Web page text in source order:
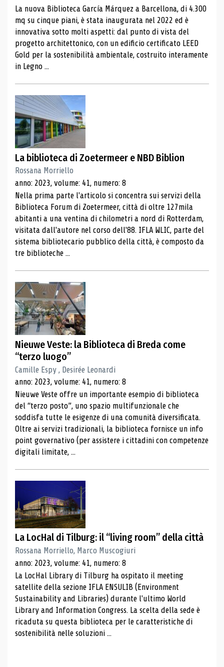
La nuova Biblioteca García Márquez a Barcellona, ​​di 4.300
mq su cinque piani, è stata inaugurata nel 2022 ed è
innovativa sotto molti aspetti: dal punto di vista del
progetto architettonico, con un edificio certificato LEED
Gold per la sostenibilità ambientale, costruito interamente
in Legno ...
La biblioteca di Zoetermeer e NBD Biblion
Rossana Morriello
anno: 2023, volume: 41, numero: 8
Nella prima parte l'articolo si concentra sui servizi della
Biblioteca Forum di Zoetermeer, città di oltre 127mila
abitanti a una ventina di chilometri a nord di Rotterdam,
visitata dall'autore nel corso dell'88. IFLA WLIC, parte del
sistema bibliotecario pubblico della città, è composto da
tre biblioteche ...
Nieuwe Veste: la Biblioteca di Breda come
“terzo luogo”
Camille Espy , Desirée Leonardi
anno: 2023, volume: 41, numero: 8
Nieuwe Veste offre un importante esempio di biblioteca
del “terzo posto”, uno spazio multifunzionale che
soddisfa tutte le esigenze di una comunità diversificata.
Oltre ai servizi tradizionali, la biblioteca fornisce un info
point governativo (per assistere i cittadini con competenze
digitali limitate, ...
La LocHal di Tilburg: il “living room” della città
Rossana Morriello, Marco Muscogiuri
anno: 2023, volume: 41, numero: 8
La LocHal Library di Tilburg ha ospitato il meeting
satellite della sezione IFLA ENSULIB (Environment
Sustainability and Libraries) durante l'ultimo World
Library and Information Congress. La scelta della sede è
ricaduta su questa biblioteca per le caratteristiche di
sostenibilità nelle soluzioni ...